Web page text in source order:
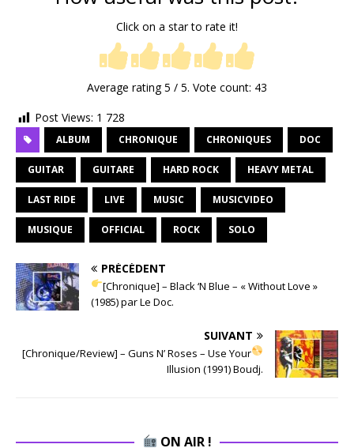
Click on a star to rate it!
Average rating5 / 5. Vote count: 43
Post Views: 1 728
ALBUM CHRONIQUE CHRONIQUES DOC
GUITAR GUITARE HARD ROCK HEAVY METAL
LAST RIDE LIVE MUSIC MUSICVIDEO
MUSIQUE OFFICIAL ROCK SOLO
PRÉCÉDENT
[Chronique] – Black ‘N Blue – « Without Love »
(1985) par Le Doc.
SUIVANT
[Chronique/Review] – Guns N’ Roses – Use Your
Illusion (1991) Boudj.
ON AIR !